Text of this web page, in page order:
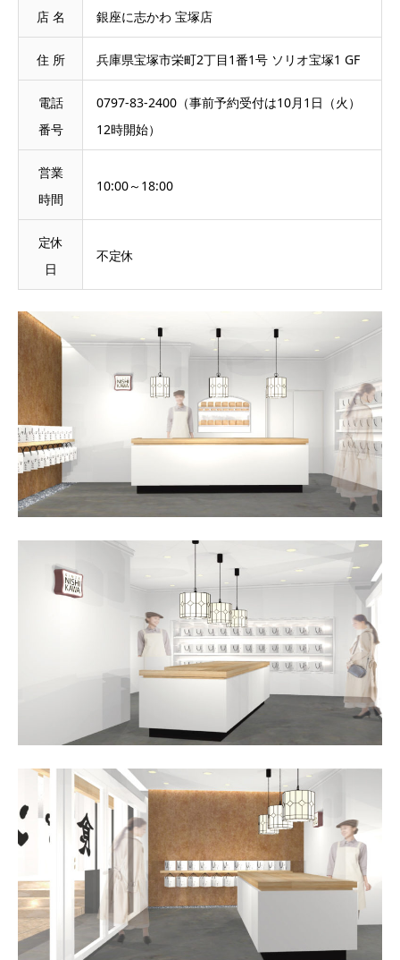
店 名 銀座に志かわ 宝塚店
住 所 兵庫県宝塚市栄町2丁目1番1号 ソリオ宝塚1 GF
電話
番号
0797-83-2400（事前予約受付は10月1日（火）
12時開始）
営業
時間
10:00～18:00
定休
日
不定休